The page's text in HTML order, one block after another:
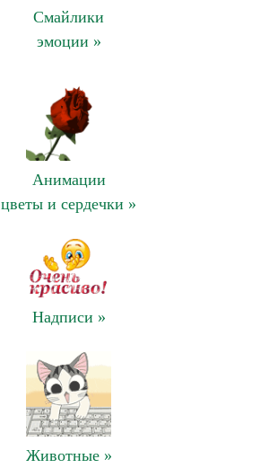
Смайлики
эмоции »
Анимации
цветы и сердечки »
Надписи »
Животные »